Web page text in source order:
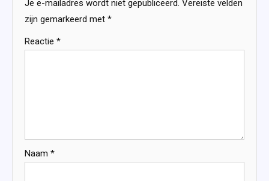
Je e-mailadres wordt niet gepubliceerd. Vereiste velden
zijn gemarkeerd met *
Reactie *
Naam *